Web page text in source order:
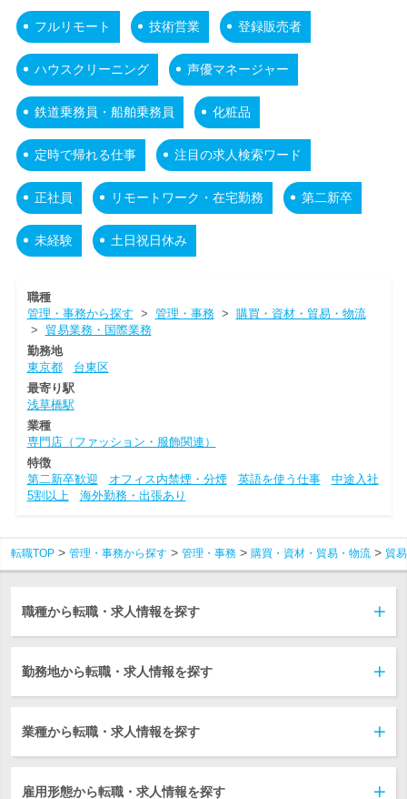
フルリモート 技術営業 登録販売者
ハウスクリーニング 声優マネージャー
鉄道乗務員・船舶乗務員 化粧品
定時で帰れる仕事 注目の求人検索ワード
正社員 リモートワーク・在宅勤務 第二新卒
未経験 土日祝日休み
職種
管理・事務から探す > 管理・事務> 購買・資材・貿易・物流
> 貿易業務・国際業務
勤務地
東京都
台東区
最寄り駅
浅草橋駅
業種
専門店（ファッション・服飾関連）
特徴
第二新卒歓迎
オフィス内禁煙・分煙 英語を使う仕事
中途入社
5割以上
海外勤務・出張あり
転職TOP 管理・事務から探す 管理・事務 購買・資材・貿易・物流 貿
職種から転職・求人情報を探す
勤務地から転職・求人情報を探す
業種から転職・求人情報を探す
雇用形態から転職・求人情報を探す